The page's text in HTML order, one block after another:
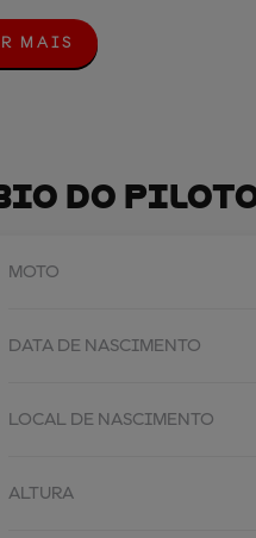
MAIS
Do
MOTO
DATA DE NASCIMENTO
LOCAL DE NASCIMENTO
ALTURA